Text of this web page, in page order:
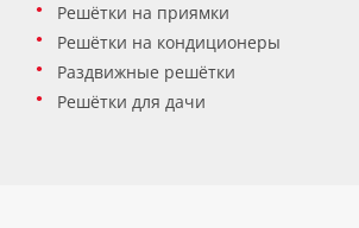
Решётки на приямки
Решётки на кондиционеры
Раздвижные решётки
Решётки для дачи